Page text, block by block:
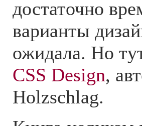
достаточно
варианты
ожидала. Но
CSS Design,
Holzschlag.